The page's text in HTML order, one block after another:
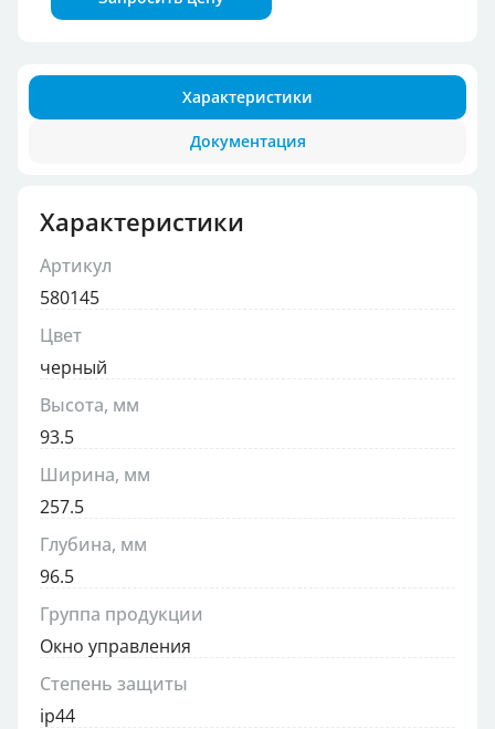
Характеристики
Документация
Характеристики
Артикул
580145
Цвет
черный
Высота, мм
93.5
Ширина, мм
257.5
Глубина, мм
96.5
Группа продукции
Окно управления
Степень защиты
ip44